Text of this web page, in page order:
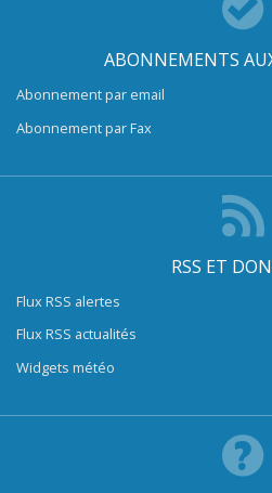
ABONNEMENTS
Abonnement par email
Abonnement par Fax
RSS ET
Flux RSS alertes
Flux RSS actualités
Widgets météo